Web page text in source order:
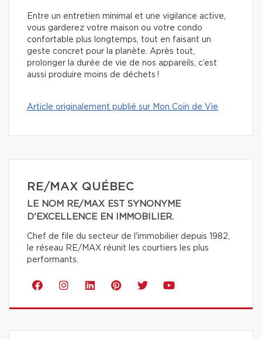
Entre un entretien minimal et une vigilance active,
vous garderez votre maison ou votre condo
confortable plus longtemps, tout en faisant un
geste concret pour la planète. Après tout,
prolonger la durée de vie de nos appareils, c’est
aussi produire moins de déchets !
Article originalement publié sur Mon Coin de Vie
RE/MAX QUÉBEC
LE NOM RE/MAX EST SYNONYME
D'EXCELLENCE EN IMMOBILIER.
Chef de file du secteur de l'immobilier depuis 1982,
le réseau RE/MAX réunit les courtiers les plus
performants.